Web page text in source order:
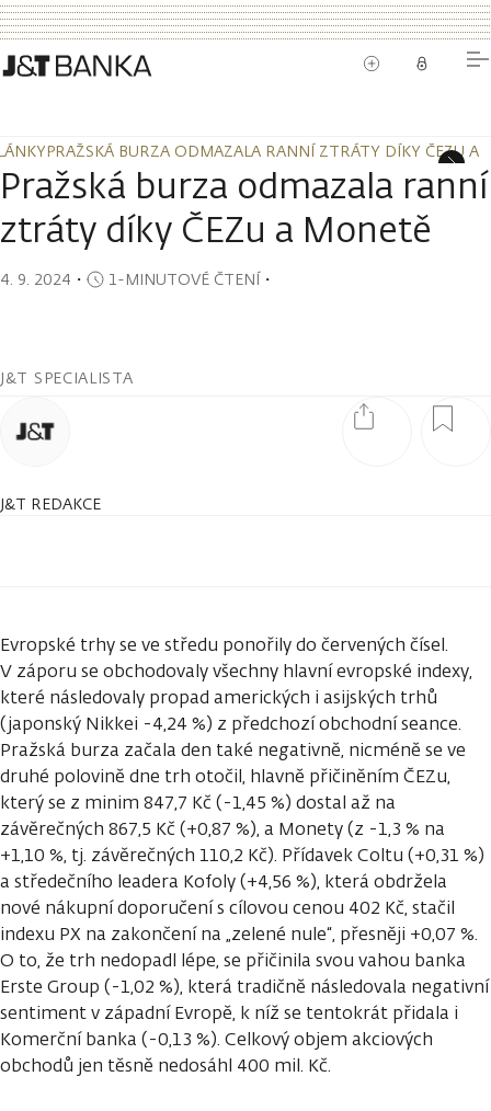
PRAŽSKÁ BURZA ODMAZALA RANNÍ ZTRÁTY DÍKY ČEZU A
PRAŽSKÁ BURZA ODMAZALA RANNÍ ZTRÁTY DÍKY ČEZU A
Pražská burza odmazala ranní
ztráty díky ČEZu a Monetě
4. 9. 2024 ・ 1-MINUTOVÉ ČTENÍ・
J&T SPECIALISTA
J&T REDAKCE
Evropské trhy se ve středu ponořily do červených čísel.
V záporu se obchodovaly všechny hlavní evropské indexy,
které následovaly propad amerických i asijských trhů
(japonský Nikkei -4,24 %) z předchozí obchodní seance.
Pražská burza začala den také negativně, nicméně se ve
druhé polovině dne trh otočil, hlavně přičiněním ČEZu,
který se z minim 847,7 Kč (-1,45 %) dostal až na
závěrečných 867,5 Kč (+0,87 %), a Monety (z -1,3 % na
+1,10 %, tj. závěrečných 110,2 Kč). Přídavek Coltu (+0,31 %)
a středečního leadera Kofoly (+4,56 %), která obdržela
nové nákupní doporučení s cílovou cenou 402 Kč, stačil
indexu PX na zakončení na „zelené nule“, přesněji +0,07 %.
O to, že trh nedopadl lépe, se přičinila svou vahou banka
Erste Group (-1,02 %), která tradičně následovala negativní
sentiment v západní Evropě, k níž se tentokrát přidala i
Komerční banka (-0,13 %). Celkový objem akciových
obchodů jen těsně nedosáhl 400 mil. Kč.